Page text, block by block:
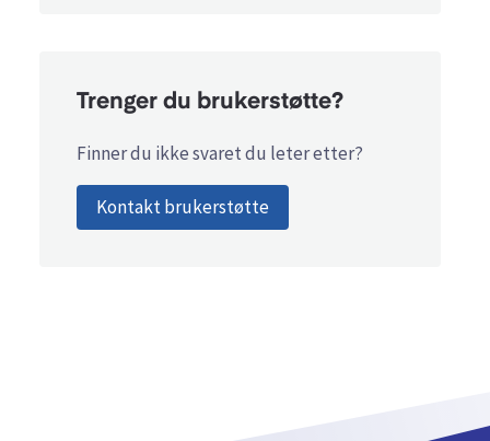
Trenger du brukerstøtte?
Finner du ikke svaret du leter etter?
Kontakt brukerstøtte